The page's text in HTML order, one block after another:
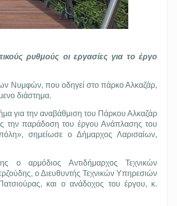
ρυθμούς οι εργασίες για το έργο
Νυμφών, που οδηγεί στο πάρκο Αλκαζάρ,
διάστημα.
για την αναβάθμιση του Πάρκου Αλκαζάρ
την παράδοση του έργου Ανάπλασης του
σημείωσε ο Δήμαρχος Λαρισαίων,
ο αρμόδιος Αντιδήμαρχος Τεχνικών
ο Διευθυντής Τεχνικών Υπηρεσιών
και ο ανάδοχος του έργου, κ.